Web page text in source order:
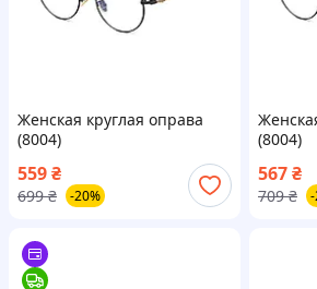
Женская круглая оправа
(8004)
559₴
699 ₴ -20%
(8004)
567₴
709 ₴